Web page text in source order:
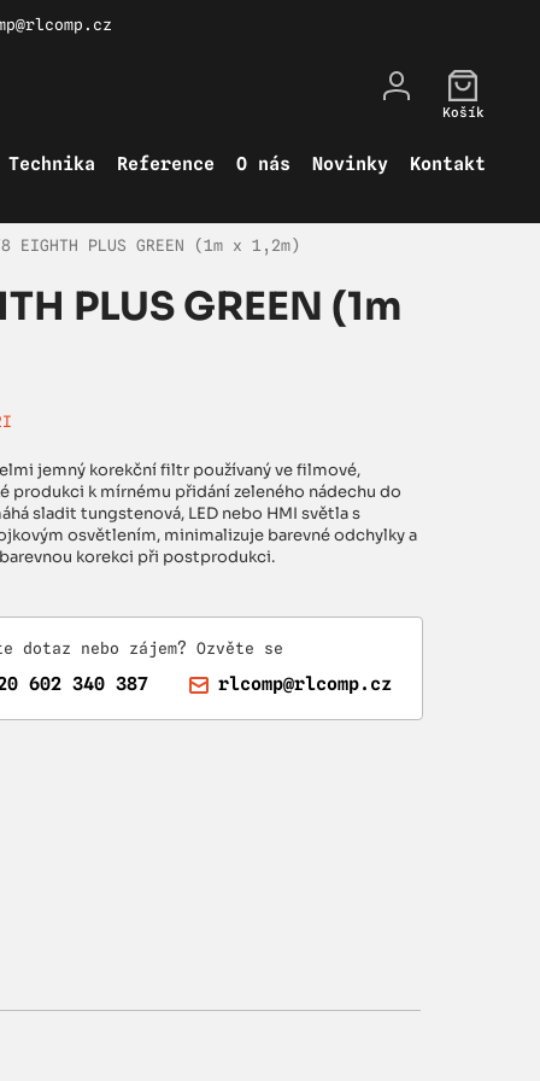
Technika Reference O nás Novinky Kontakt
Košík
EIGHTH PLUS GREEN (1m x 1,2m)
PLUS GREEN (1m
jemný korekční filtr používaný ve filmové,
produkci k mírnému přidání zeleného nádechu do
sladit tungstenová, LED nebo HMI světla s
osvětlením, minimalizuje barevné odchylky a
korekci při postprodukci.
dotaz nebo zájem? Ozvěte se
602 340 387 rlcomp@rlcomp.cz